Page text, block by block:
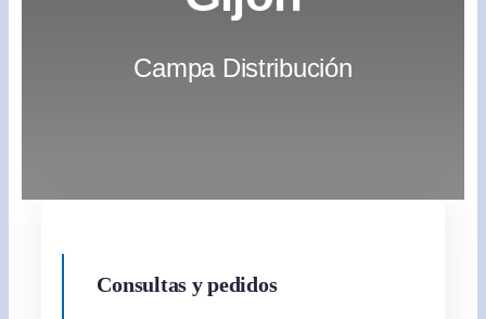
Campa Distribución
Consultas y pedidos